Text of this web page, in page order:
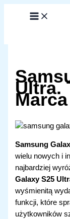
Ultra.
Samsung
wielu nowych i
najbardziej
Galaxy S25
wyśmienitą
funkcji, które
użytkowników